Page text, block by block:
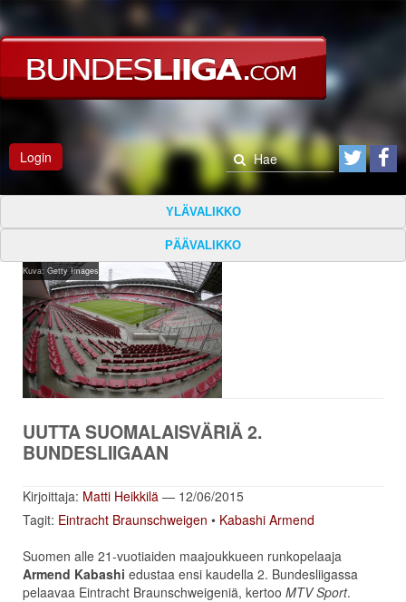
Login
YLÄVALIKKO
PÄÄVALIKKO
Kuva: Getty Images
UUTTA SUOMALAISVÄRIÄ 2.
BUNDESLIIGAAN
Kirjoittaja: Matti Heikkilä — 12/06/2015
Tagit: Eintracht Braunschweigen • Kabashi Armend
Suomen alle 21-vuotiaiden maajoukkueen runkopelaaja
Armend Kabashi edustaa ensi kaudella 2. Bundesliigassa
pelaavaa Eintracht Braunschweigeniä, kertoo MTV Sport.